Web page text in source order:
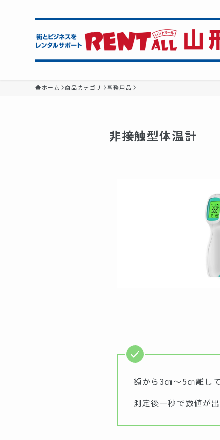
ホーム 商品カテゴリ 事務用品
非接触型体温計
額から3㎝～5㎝離し
測定後一秒で数値が